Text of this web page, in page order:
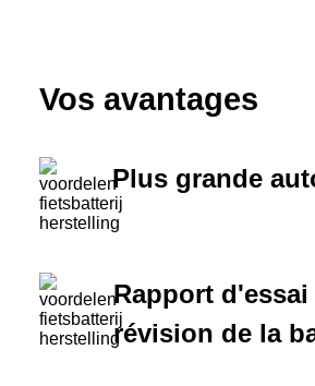
Vos avantages
Plus grande
Rapport d'essai
révision de la